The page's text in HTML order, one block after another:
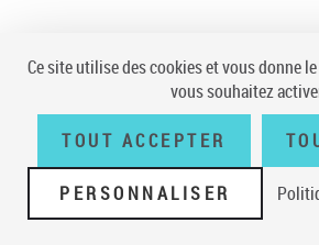
Ce site utilise des cookies et vous donne
vous souhaitez
TOUT ACCEPTER
PERSONNALISER